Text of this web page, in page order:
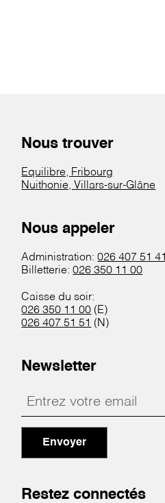
Nous trouver
Equilibre, Fribourg
Nuithonie, Villars-sur-Glâne
Nous appeler
Administration:026 407 51 41
Billetterie:026 350 11 00
Caisse du soir:
026 350 11 00 (E)
026 407 51 51 (N)
Newsletter
Envoyer
Restez connectés